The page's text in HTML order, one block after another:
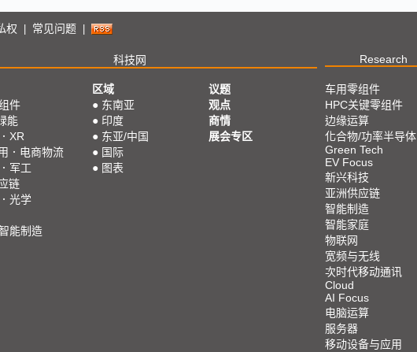
权 常见问题
科技网 Research
件
能
XR
．电商物流
军工
链
光学
能制造
区域
● 东南亚
● 印度
● 东亚/中国
● 国际
● 图表
议题
观点
商情
展会专区
车用零组件
HPC关键零组件
边缘运算
化合物/功率半导体
Green Tech
EV Focus
新兴科技
亚洲供应链
智能制造
智能家庭
物联网
宽频与无线
次时代移动通讯
Cloud
AI Focus
电脑运算
服务器
移动设备与应用